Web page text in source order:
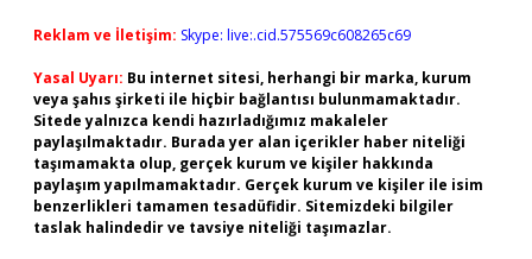
Reklam ve İletişim: Skype: live:.cid.575569c608265c69
Yasal Uyarı: Bu internet sitesi, herhangi bir marka, kurum
veya şahıs şirketi ile hiçbir bağlantısı bulunmamaktadır.
Sitede yalnızca kendi hazırladığımız makaleler
paylaşılmaktadır. Burada yer alan içerikler haber niteliği
taşımamakta olup, gerçek kurum ve kişiler hakkında
paylaşım yapılmamaktadır. Gerçek kurum ve kişiler ile isim
benzerlikleri tamamen tesadüfidir. Sitemizdeki bilgiler
taslak halindedir ve tavsiye niteliği taşımazlar.